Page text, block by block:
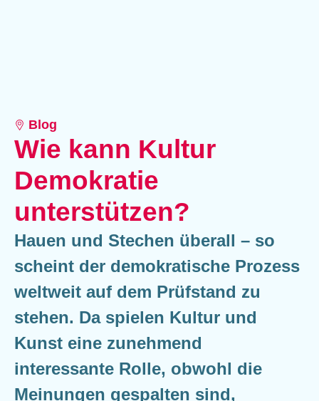
Blog
Wie kann Kultur
Demokratie
unterstützen?
Hauen und Stechen überall – so
scheint der demokratische Prozess
weltweit auf dem Prüfstand zu
stehen. Da spielen Kultur und
Kunst eine zunehmend
interessante Rolle, obwohl die
Meinungen gespalten sind,